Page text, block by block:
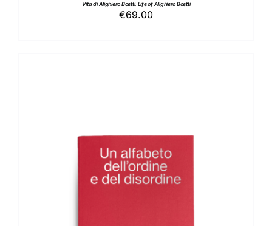
Vita di Alighiero Boetti. Life of Alighiero Boetti
€69.00